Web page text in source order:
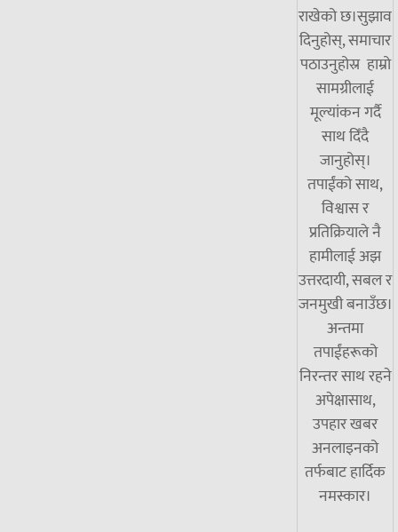
राखेको छ।सुझाव
दिनुहोस्, समाचार
पठाउनुहोस्र हाम्रो
सामग्रीलाई
मूल्यांकन गर्दै
साथ दिँदै
जानुहोस्।
तपाईंको साथ,
विश्वास र
प्रतिक्रियाले नै
हामीलाई अझ
उत्तरदायी, सबल र
जनमुखी बनाउँछ।
अन्तमा
तपाईंहरूको
निरन्तर साथ रहने
अपेक्षासाथ,
उपहार खबर
अनलाइनको
तर्फबाट हार्दिक
नमस्कार।